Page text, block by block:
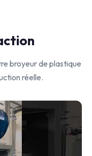
broyeur de plastique
réelle.